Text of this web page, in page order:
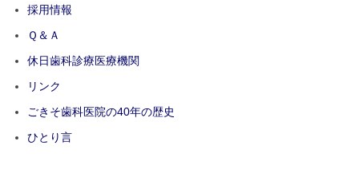
採用情報
Ｑ＆Ａ
休日歯科診療医療機関
リンク
ごきそ歯科医院の40年の歴史
ひとり言